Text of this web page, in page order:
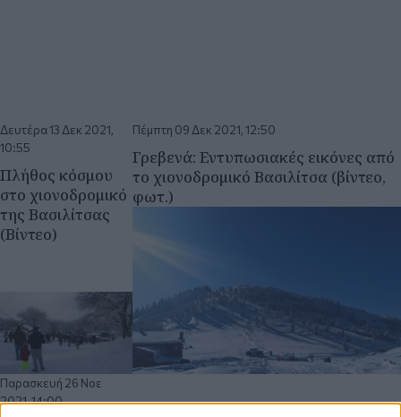
Δευτέρα 13 Δεκ 2021,
10:55
Πλήθος κόσμου
στο χιονοδρομικό
της Βασιλίτσας
(Βίντεο)
Πέμπτη 09 Δεκ 2021, 12:50
Γρεβενά: Εντυπωσιακές εικόνες από
το χιονοδρομικό Βασιλίτσα (βίντεο,
φωτ.)
Παρασκευή 26 Νοε
2021, 14:00